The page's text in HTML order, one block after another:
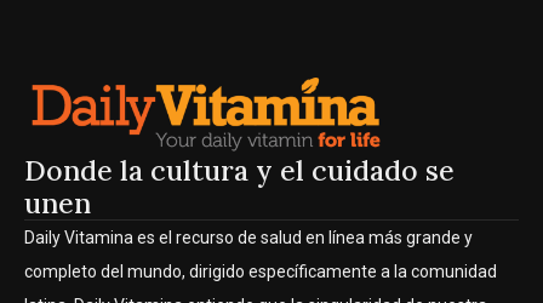
Donde la cultura y el cuidado se
unen
Daily Vitamina es el recurso de salud en línea más grande y
completo del mundo, dirigido específicamente a la comunidad